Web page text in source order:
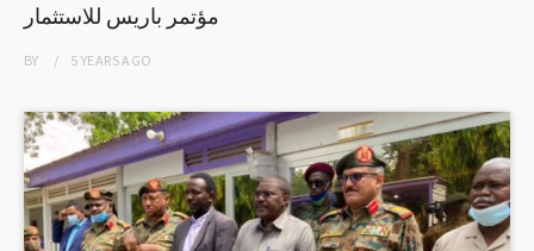
مؤتمر باريس للاستثمار
BY 5 YEARSAGO